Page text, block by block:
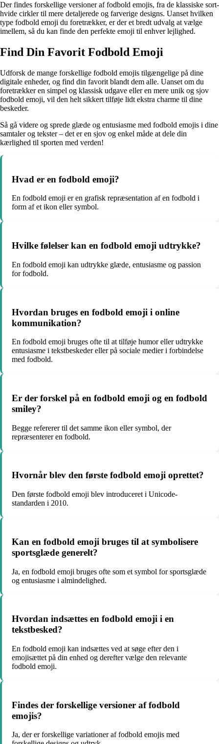
Der findes forskellige versioner af fodbold emojis, fra de klassiske sort-
hvide cirkler til mere detaljerede og farverige designs. Uanset hvilken
type fodbold emoji du foretrækker, er der et bredt udvalg at vælge
imellem, så du kan finde den perfekte emoji til enhver lejlighed.
Find Din Favorit Fodbold Emoji
Udforsk de mange forskellige fodbold emojis tilgængelige på dine
digitale enheder, og find din favorit blandt dem alle. Uanset om du
foretrækker en simpel og klassisk udgave eller en mere unik og sjov
fodbold emoji, vil den helt sikkert tilføje lidt ekstra charme til dine
beskeder.
Så gå videre og sprede glæde og entusiasme med fodbold emojis i dine
samtaler og tekster – det er en sjov og enkel måde at dele din
kærlighed til sporten med verden!
Hvad er en fodbold emoji?
En fodbold emoji er en grafisk repræsentation af en fodbold i
form af et ikon eller symbol.
Hvilke følelser kan en fodbold emoji udtrykke?
En fodbold emoji kan udtrykke glæde, entusiasme og passion
for fodbold.
Hvordan bruges en fodbold emoji i online
kommunikation?
En fodbold emoji bruges ofte til at tilføje humor eller udtrykke
entusiasme i tekstbeskeder eller på sociale medier i forbindelse
med fodbold.
Er der forskel på en fodbold emoji og en fodbold
smiley?
Begge refererer til det samme ikon eller symbol, der
repræsenterer en fodbold.
Hvornår blev den første fodbold emoji oprettet?
Den første fodbold emoji blev introduceret i Unicode-
standarden i 2010.
Kan en fodbold emoji bruges til at symbolisere
sportsglæde generelt?
Ja, en fodbold emoji bruges ofte som et symbol for sportsglæde
og entusiasme i almindelighed.
Hvordan indsættes en fodbold emoji i en
tekstbesked?
En fodbold emoji kan indsættes ved at søge efter den i
emojisættet på din enhed og derefter vælge den relevante
fodbold emoji.
Findes der forskellige versioner af fodbold
emojis?
Ja, der er forskellige variationer af fodbold emojis med